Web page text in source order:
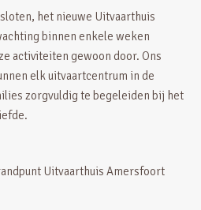
het nieuwe Uitvaarthuis
binnen enkele weken
activiteiten gewoon door. Ons
elk uitvaartcentrum in de
zorgvuldig te begeleiden bij het